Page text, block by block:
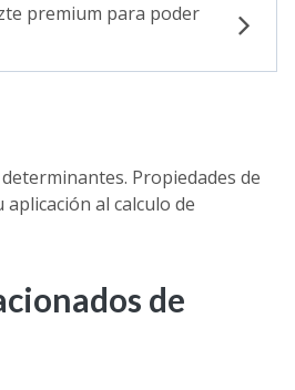
premium para poder
Propiedades de
al calculo de
de